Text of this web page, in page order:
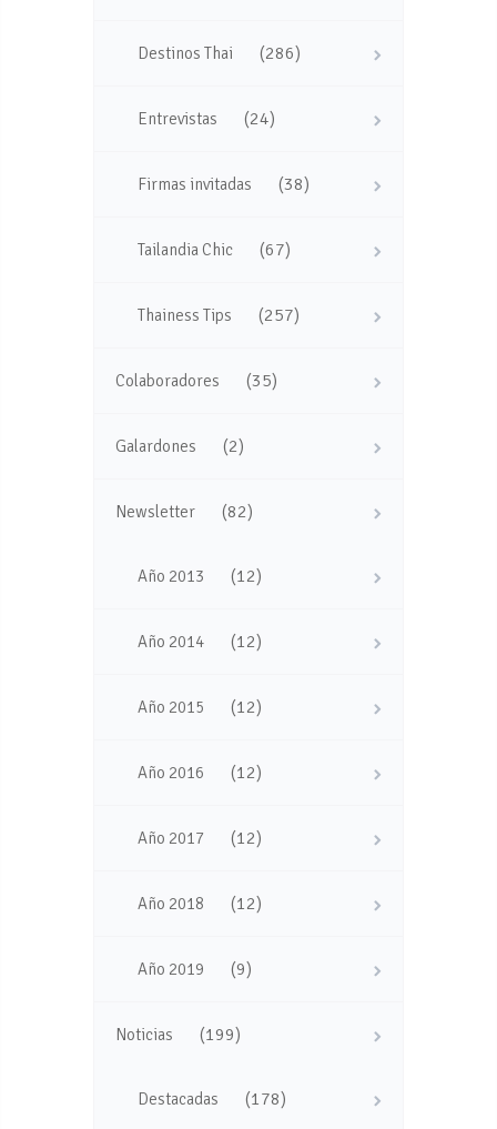
Destinos Thai (286)
Entrevistas (24)
Firmas invitadas (38)
Tailandia Chic (67)
Thainess Tips (257)
Colaboradores (35)
Galardones (2)
Newsletter (82)
Año 2013 (12)
Año 2014 (12)
Año 2015 (12)
Año 2016 (12)
Año 2017 (12)
Año 2018 (12)
Año 2019 (9)
Noticias (199)
Destacadas (178)